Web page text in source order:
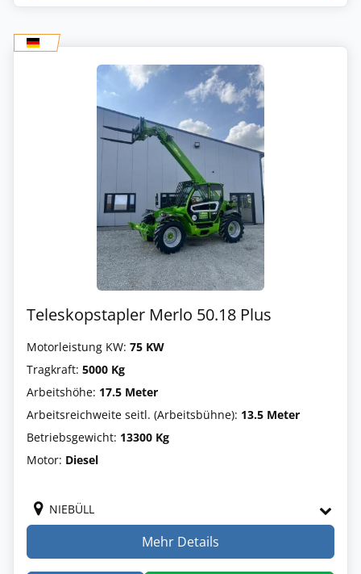
Teleskopstapler Merlo 50.18 Plus
Motorleistung KW: 75 KW
Tragkraft: 5000 Kg
Arbeitshöhe: 17.5 Meter
Arbeitsreichweite seitl. (Arbeitsbühne): 13.5 Meter
Betriebsgewicht: 13300 Kg
Motor: Diesel
NIEBÜLL
Mehr Details